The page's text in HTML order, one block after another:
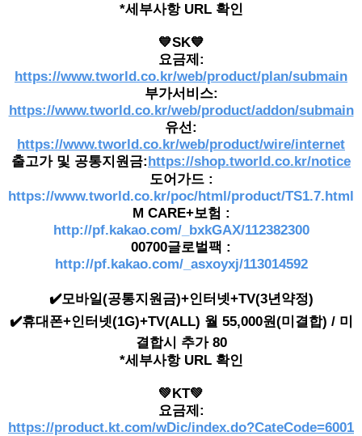
*세부사항 URL 확인
💙SK💙
요금제:
https://www.tworld.co.kr/web/product/plan/submain
부가서비스:
https://www.tworld.co.kr/web/product/addon/submain
유선:
https://www.tworld.co.kr/web/product/wire/internet
출고가 및 공통지원금:https://shop.tworld.co.kr/notice
도어가드 :
https://www.tworld.co.kr/poc/html/product/TS1.7.html
M CARE+보험 :
http://pf.kakao.com/_bxkGAX/112382300
00700글로벌팩 :
http://pf.kakao.com/_asxoyxj/113014592
✔️모바일(공통지원금)+인터넷+TV(3년약정)
✔️휴대폰+인터넷(1G)+TV(ALL) 월 55,000원(미결합) / 미
결합시 추가 80
*세부사항 URL 확인
💚KT💚
요금제:
https://product.kt.com/wDic/index.do?CateCode=6001